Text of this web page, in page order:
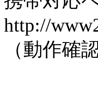
http://
（動作確